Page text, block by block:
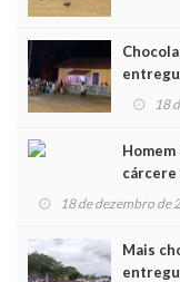
Noel
18
18 de dezembro de
Mais